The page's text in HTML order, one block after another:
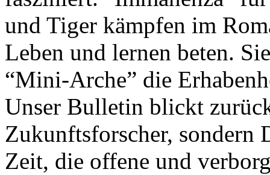
und Tiger kämpfen im
Leben und lernen beten.
“Mini-Arche” die
Unser Bulletin blickt
Zukunftsforscher, sondern
Zeit, die offene und